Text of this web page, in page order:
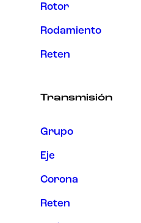
Rotor
Rodamiento
Reten
Transmisión
Grupo
Eje
Corona
Reten